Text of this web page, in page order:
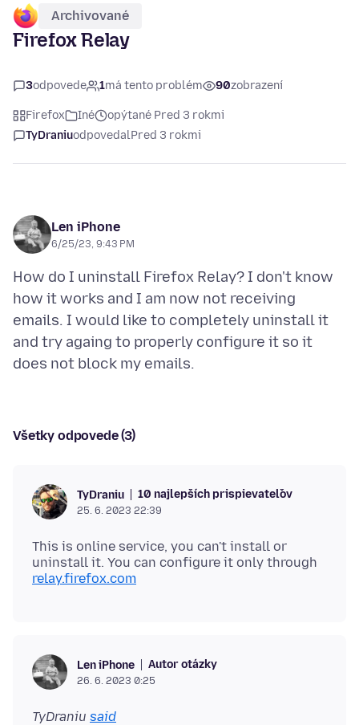
Archivované
Firefox Relay
3odpovede 1má tento problém 90zobrazení
Firefox Iné
opýtané Pred 3 rokmi
TyDraniuodpovedalPred 3 rokmi
Len iPhone
6/25/23, 9:43 PM
How do I uninstall Firefox Relay? I don't know
how it works and I am now not receiving
emails. I would like to completely uninstall it
and try againg to properly configure it so it
Všetky odpovede (3)
TyDraniu 10 najlepších prispievateľov
25. 6. 2023 22:39
This is online service, you can't install or
uninstall it. You can configure it only through
relay.firefox.com
Len iPhone Autor otázky
26. 6. 2023 0:25
TyDraniu said